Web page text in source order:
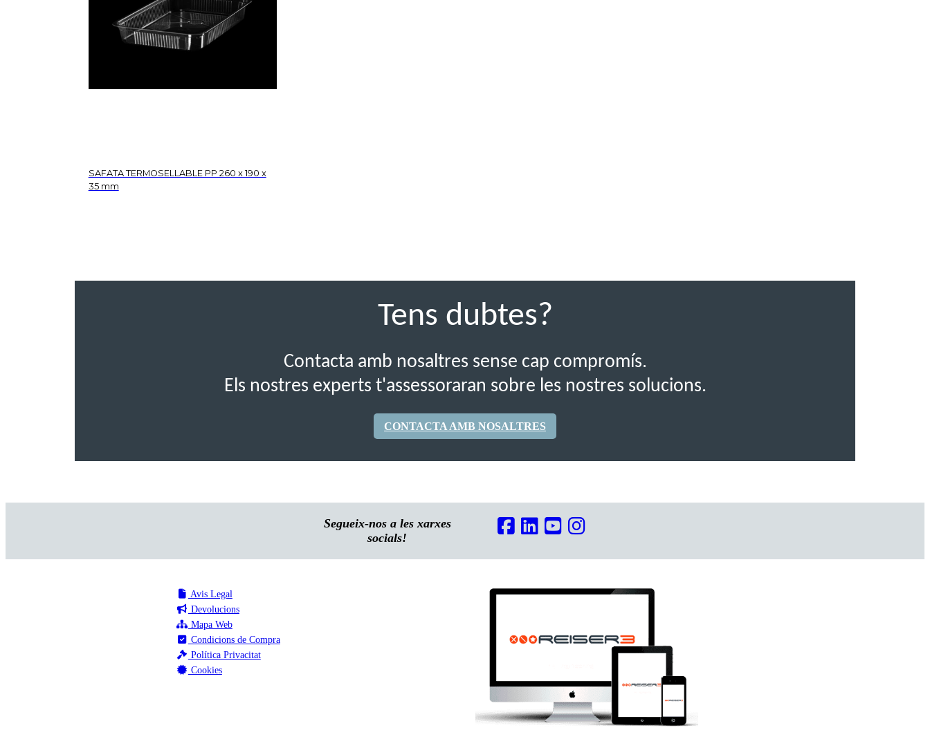
SAFATA TERMOSELLABLE PP 260 x 190 x
35 mm
Tens dubtes?
Contacta amb nosaltres sense cap compromís.
Els nostres experts t'assessoraran sobre les nostres solucions.
CONTACTA AMB NOSALTRES
Segueix-nos a les xarxes
socials!
Avis Legal
Devolucions
Mapa Web
Condicions de Compra
Política Privacitat
Cookies